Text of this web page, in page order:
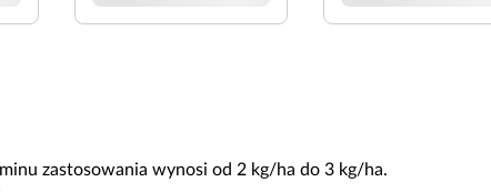
zastosowania wynosi od 2 kg/ha do 3 kg/ha.